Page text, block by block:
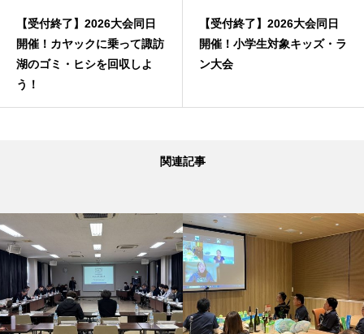
【受付終了】2026大会同日
開催！カヤックに乗って諏訪
湖のゴミ・ヒシを回収しよ
う！
【受付終了】2026大会同日
開催！小学生対象キッズ・ラ
ン大会
関連記事